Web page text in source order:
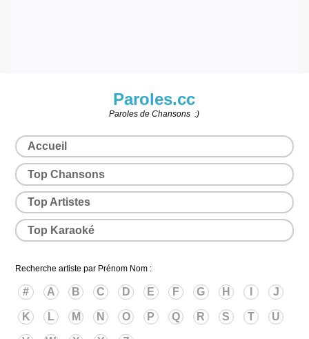
Paroles.cc
Paroles de Chansons :)
Accueil
Top Chansons
Top Artistes
Top Karaoké
Recherche artiste par Prénom Nom :
# A B C D E F G H J
K L M N O P Q R S T U